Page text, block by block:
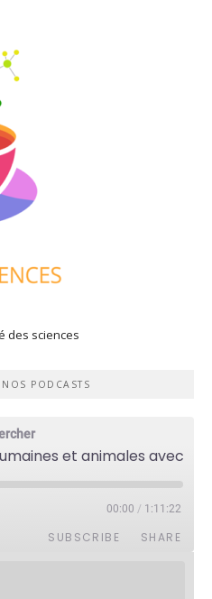
des sciences
PODCASTS
00:00 / 1:11:22
SUBSCRIBE SHARE